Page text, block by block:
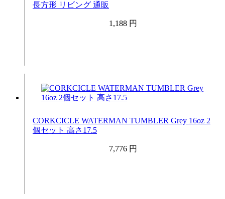
長方形 リビング 通販
1,188 円
CORKCICLE WATERMAN TUMBLER Grey 16oz 2
個セット 高さ17.5
7,776 円